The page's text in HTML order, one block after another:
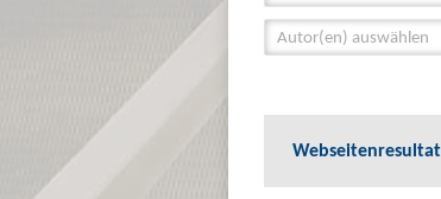
Autor(en) auswählen